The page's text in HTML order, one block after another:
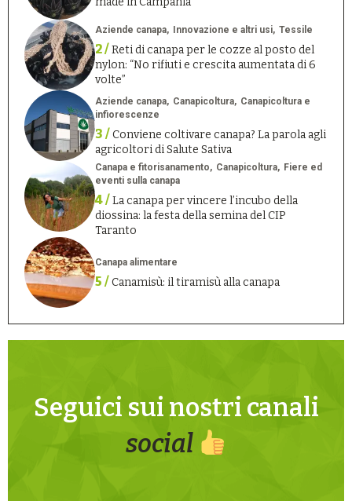
Aziende canapa Innovazione e altri usi Tessile
2 /Reti di canapa per le cozze al posto del
nylon: “No rifiuti e crescita aumentata di 6
volte”
Aziende canapa Canapicoltura
Canapicoltura e
infiorescenze
3 /Conviene coltivare canapa? La parola agli
agricoltori di Salute Sativa
Canapa e fitorisanamento Canapicoltura
Fiere ed
eventi sulla canapa
4 /La canapa per vincere l’incubo della
diossina: la festa della semina del CIP
Taranto
Canapa alimentare
5 /Canamisù: il tiramisù alla canapa
Seguici sui nostri canali
social